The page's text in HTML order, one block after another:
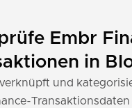
Embr
in
und